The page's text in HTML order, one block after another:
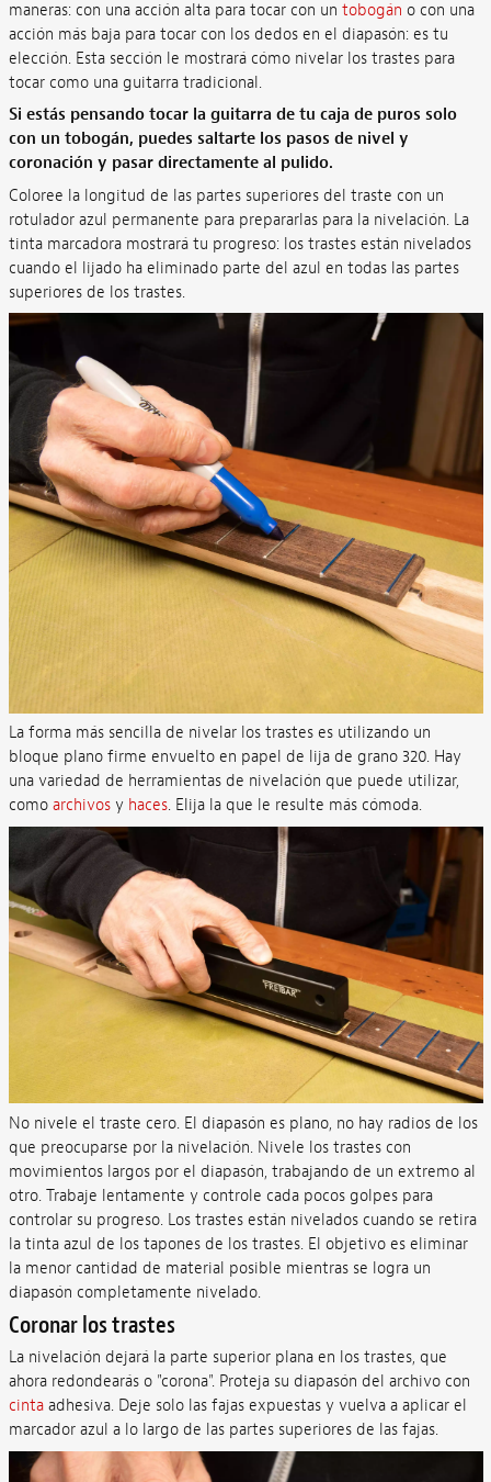
maneras: con una acción alta para tocar con un tobogán o con una
acción más baja para tocar con los dedos en el diapasón: es tu
elección. Esta sección le mostrará cómo nivelar los trastes para
tocar como una guitarra tradicional.
Si estás pensando tocar la guitarra de tu caja de puros solo
con un tobogán, puedes saltarte los pasos de nivel y
coronación y pasar directamente al pulido.
Coloree la longitud de las partes superiores del traste con un
rotulador azul permanente para prepararlas para la nivelación. La
tinta marcadora mostrará tu progreso: los trastes están nivelados
cuando el lijado ha eliminado parte del azul en todas las partes
superiores de los trastes.
La forma más sencilla de nivelar los trastes es utilizando un
bloque plano firme envuelto en papel de lija de grano 320. Hay
una variedad de herramientas de nivelación que puede utilizar,
como archivosy haces. Elija la que le resulte más cómoda.
No nivele el traste cero. El diapasón es plano, no hay radios de los
que preocuparse por la nivelación. Nivele los trastes con
movimientos largos por el diapasón, trabajando de un extremo al
otro. Trabaje lentamente y controle cada pocos golpes para
controlar su progreso. Los trastes están nivelados cuando se retira
la tinta azul de los tapones de los trastes. El objetivo es eliminar
la menor cantidad de material posible mientras se logra un
diapasón completamente nivelado.
Coronar los trastes
La nivelación dejará la parte superior plana en los trastes, que
ahora redondearás o "corona". Proteja su diapasón del archivo con
cintaadhesiva. Deje solo las fajas expuestas y vuelva a aplicar el
marcador azul a lo largo de las partes superiores de las fajas.